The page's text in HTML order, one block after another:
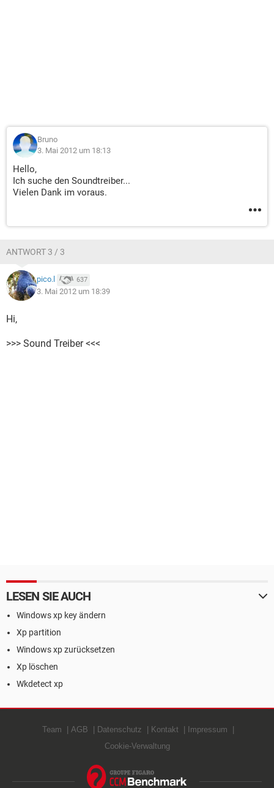
Bruno
3. Mai 2012 um 18:13
Hello,
Ich suche den Soundtreiber...
Vielen Dank im voraus.
ANTWORT 3 / 3
pico.l 637
3. Mai 2012 um 18:39
Hi,
>>> Sound Treiber <<<
LESEN SIE AUCH
Windows xp key ändern
Xp partition
Windows xp zurücksetzen
Xp löschen
Wkdetect xp
Team AGB Datenschutz Kontakt
Impressum
Cookie-Verwaltung